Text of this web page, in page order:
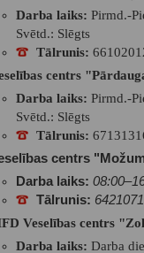
Darba laiks: Pirmd.-
Svētd.: Slēgts
Tālrunis:
centrs
Darba laiks: Pirmd.-
Svētd.: Slēgts
Tālrunis:
centrs
Darba laiks:
Tālrunis:
Veselības centrs
Darba laiks: Darba